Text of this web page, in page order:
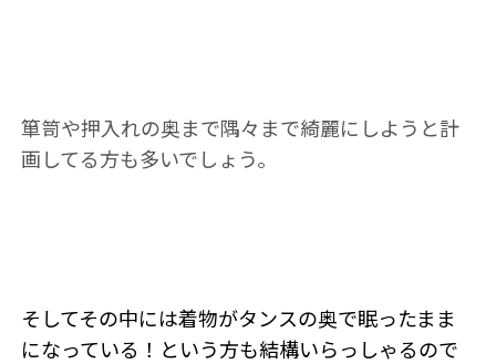
箪笥や押入れの奥まで隅々まで綺麗にしようと計
画してる方も多いでしょう。
そしてその中には着物がタンスの奥で眠ったまま
になっている！という方も結構いらっしゃるので